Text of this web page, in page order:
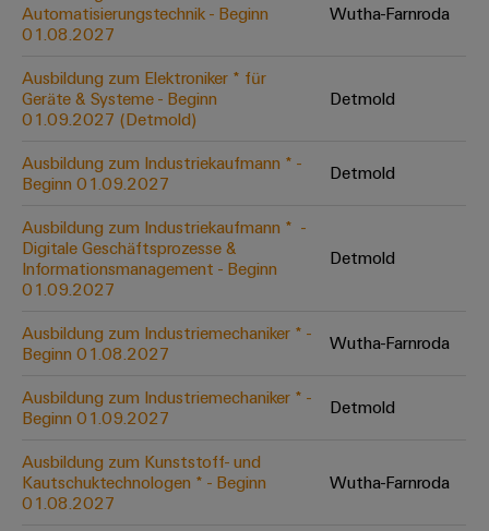
Verbindungslösungen
für
Konventionelle
Energieerzeugung
Zukunftssicherheit
für
bewährte
Maschinenbau
Lösungen
für
verschiedene
Segmente
der
und
Fabrikautomation
Öl
&
Systeme
Lösungen
Dezentrale
Automatisierung
Lösungen
IIoT
&
Automation
Software
Industrial
Industrial
Automation
Elektronikgehäuse
Blitz-
und
Überspannungsschutz
PV
Feldbusverteiler
Automatisierung
&
Software
I/O-
Systeme
Technischer
Support
Umweltbezogene
Produktkonformität
Engineering
Daten
Technische
Produktkataloge
Reparatur
und
Ersatzteile
Trainings
Webinare
PSIRT
Pressekontakt
Unsere
IIoT
and
Partner
Netzwerk
IIoT
Automation
Solution
Offene
Ausbildungs-
und
Studienplätze
Aktuelle
Termine
Workshops
für
Schulklassen
Automatisierungstechnik - Beginn
01.08.2027
Wutha-Farnroda
Ausbildung zum Elektroniker * für
Geräte & Systeme - Beginn
01.09.2027 (Detmold)
Detmold
Ausbildung zum Industriekaufmann * -
Beginn 01.09.2027
Detmold
Ausbildung zum Industriekaufmann * ​ -
Digitale Geschäftsprozesse &
Informationsmanagement - Beginn
01.09.2027
Detmold
Ausbildung zum Industriemechaniker * -
Beginn 01.08.2027
Wutha-Farnroda
Ausbildung zum Industriemechaniker * -
Beginn 01.09.2027
Detmold
Ausbildung zum Kunststoff- und
Kautschuktechnologen * - Beginn
01.08.2027
Wutha-Farnroda